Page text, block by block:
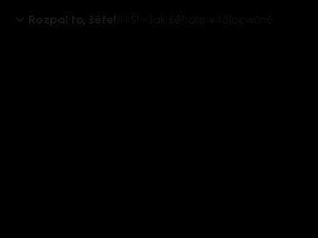
Rozpal to, šéfe!